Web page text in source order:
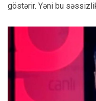
göstərir. Yəni bu